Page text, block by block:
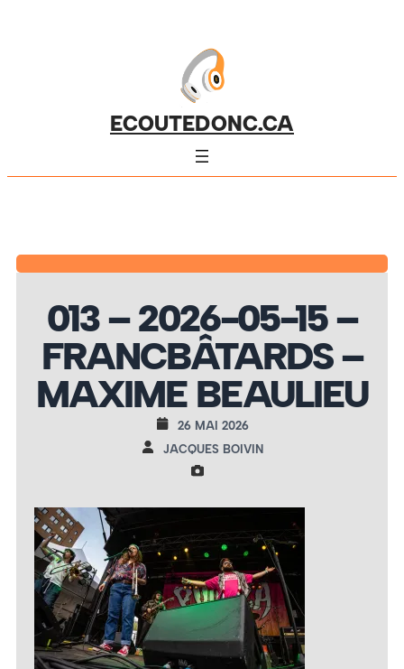
ECOUTEDONC.CA
013 – 2026-05-15 –
FRANCBÂTARDS –
MAXIME BEAULIEU
26 MAI 2026
JACQUES BOIVIN